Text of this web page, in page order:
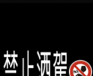
2021思橙國際有限公司 版